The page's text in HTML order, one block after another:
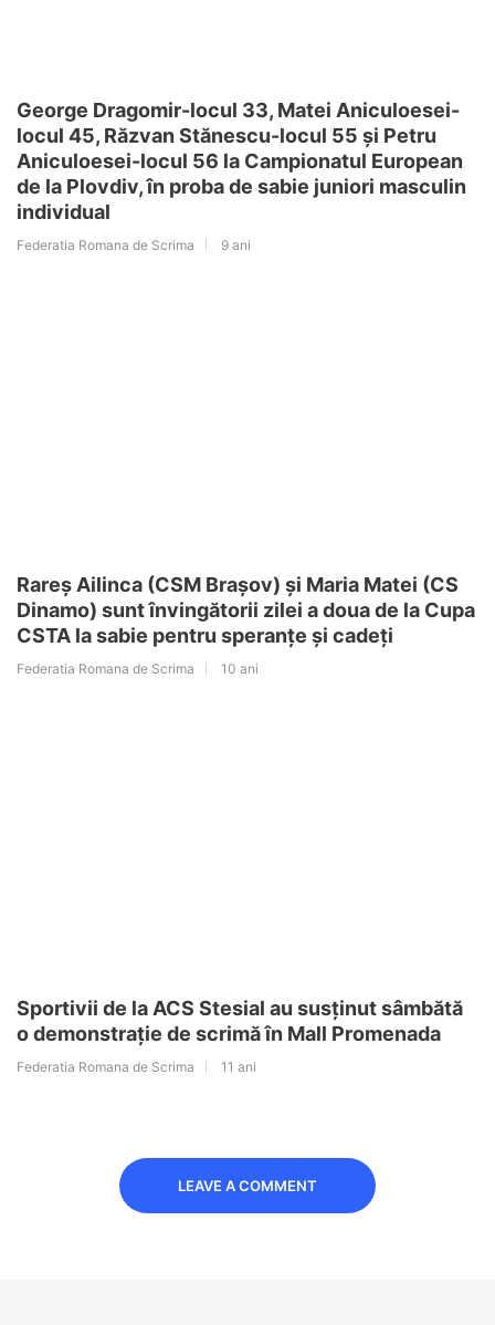
George Dragomir-locul 33, Matei Aniculoesei-
locul 45, Răzvan Stănescu-locul 55 și Petru
Aniculoesei-locul 56 la Campionatul European
de la Plovdiv, în proba de sabie juniori masculin
individual
Federatia Romana de Scrima 9 ani
Rareș Ailinca (CSM Brașov) și Maria Matei (CS
Dinamo) sunt învingătorii zilei a doua de la Cupa
CSTA la sabie pentru speranțe și cadeți
Federatia Romana de Scrima 10 ani
Sportivii de la ACS Stesial au susținut sâmbătă
o demonstrație de scrimă în Mall Promenada
Federatia Romana de Scrima 11 ani
LEAVE A COMMENT